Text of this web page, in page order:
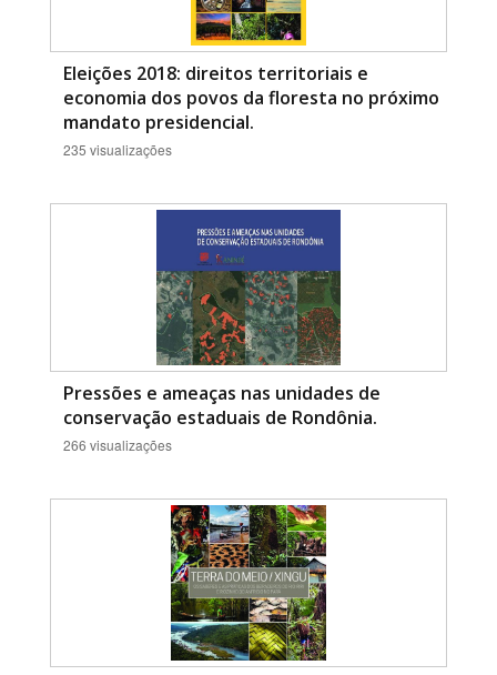
Eleições 2018: direitos territoriais e
economia dos povos da floresta no próximo
mandato presidencial.
235 visualizações
Pressões e ameaças nas unidades de
conservação estaduais de Rondônia.
266 visualizações